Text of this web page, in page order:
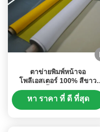
ตาข่ายพิมพ์หน้าจอ
โพลีเอสเตอร์ 100% สีขาว
ขนาด 45 นิ้ว, 80T-48 Count
หา ราคา ที่ ดี ที่สุด